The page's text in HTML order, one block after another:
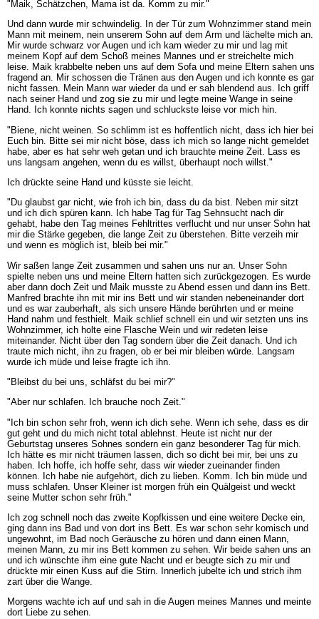
"Maik, Schätzchen, Mama ist da. Komm zu mir."
Und dann wurde mir schwindelig. In der Tür zum Wohnzimmer stand mein
Mann mit meinem, nein unserem Sohn auf dem Arm und lächelte mich an.
Mir wurde schwarz vor Augen und ich kam wieder zu mir und lag mit
meinem Kopf auf dem Schoß meines Mannes und er streichelte mich
leise. Maik krabbelte neben uns auf dem Sofa und meine Eltern sahen uns
fragend an. Mir schossen die Tränen aus den Augen und ich konnte es gar
nicht fassen. Mein Mann war wieder da und er sah blendend aus. Ich griff
nach seiner Hand und zog sie zu mir und legte meine Wange in seine
Hand. Ich konnte nichts sagen und schluckste leise vor mich hin.
"Biene, nicht weinen. So schlimm ist es hoffentlich nicht, dass ich hier bei
Euch bin. Bitte sei mir nicht böse, dass ich mich so lange nicht gemeldet
habe, aber es hat sehr weh getan und ich brauchte meine Zeit. Lass es
uns langsam angehen, wenn du es willst, überhaupt noch willst."
Ich drückte seine Hand und küsste sie leicht.
"Du glaubst gar nicht, wie froh ich bin, dass du da bist. Neben mir sitzt
und ich dich spüren kann. Ich habe Tag für Tag Sehnsucht nach dir
gehabt, habe den Tag meines Fehltrittes verflucht und nur unser Sohn hat
mir die Stärke gegeben, die lange Zeit zu überstehen. Bitte verzeih mir
und wenn es möglich ist, bleib bei mir."
Wir saßen lange Zeit zusammen und sahen uns nur an. Unser Sohn
spielte neben uns und meine Eltern hatten sich zurückgezogen. Es wurde
aber dann doch Zeit und Maik musste zu Abend essen und dann ins Bett.
Manfred brachte ihn mit mir ins Bett und wir standen nebeneinander dort
und es war zauberhaft, als sich unsere Hände berührten und er meine
Hand nahm und festhielt. Maik schlief schnell ein und wir setzten uns ins
Wohnzimmer, ich holte eine Flasche Wein und wir redeten leise
miteinander. Nicht über den Tag sondern über die Zeit danach. Und ich
traute mich nicht, ihn zu fragen, ob er bei mir bleiben würde. Langsam
wurde ich müde und leise fragte ich ihn.
"Bleibst du bei uns, schläfst du bei mir?"
"Aber nur schlafen. Ich brauche noch Zeit."
"Ich bin schon sehr froh, wenn ich dich sehe. Wenn ich sehe, dass es dir
gut geht und du mich nicht total ablehnst. Heute ist nicht nur der
Geburtstag unseres Sohnes sondern ein ganz besonderer Tag für mich.
Ich hätte es mir nicht träumen lassen, dich so dicht bei mir, bei uns zu
haben. Ich hoffe, ich hoffe sehr, dass wir wieder zueinander finden
können. Ich habe nie aufgehört, dich zu lieben. Komm. Ich bin müde und
muss schlafen. Unser Kleiner ist morgen früh ein Quälgeist und weckt
seine Mutter schon sehr früh."
Ich zog schnell noch das zweite Kopfkissen und eine weitere Decke ein,
ging dann ins Bad und von dort ins Bett. Es war schon sehr komisch und
ungewohnt, im Bad noch Geräusche zu hören und dann einen Mann,
meinen Mann, zu mir ins Bett kommen zu sehen. Wir beide sahen uns an
und ich wünschte ihm eine gute Nacht und er beugte sich zu mir und
drückte mir einen Kuss auf die Stirn. Innerlich jubelte ich und strich ihm
zart über die Wange.
Morgens wachte ich auf und sah in die Augen meines Mannes und meinte
dort Liebe zu sehen.